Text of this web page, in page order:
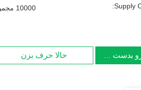
Supply 10000 مجموعه در ماه
بدست بیار حالا حرف بزن